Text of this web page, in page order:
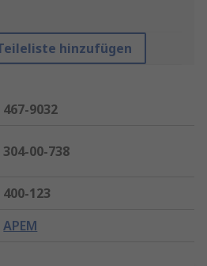
hinzufügen
467-9032
304-00-738
400-123
APEM